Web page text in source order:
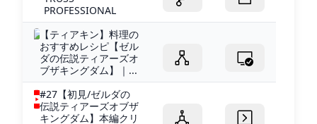
PROFESSIONAL
【ティアキン】料理の
おすすめレシピ【ゼル
ダの伝説ティアーズオ
ブザキングダム】｜...
#27【初見/ゼルダの
伝説ティアーズオブザ
キングダム】本編クリ